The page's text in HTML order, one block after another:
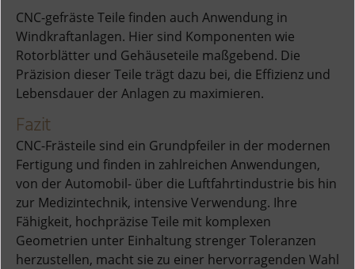
CNC-gefräste Teile finden auch Anwendung in
Windkraftanlagen. Hier sind Komponenten wie
Rotorblätter und Gehäuseteile maßgebend. Die
Präzision dieser Teile trägt dazu bei, die Effizienz und
Lebensdauer der Anlagen zu maximieren.
Fazit
CNC-Frästeile sind ein Grundpfeiler in der modernen
Fertigung und finden in zahlreichen Anwendungen,
von der Automobil- über die Luftfahrtindustrie bis hin
zur Medizintechnik, intensive Verwendung. Ihre
Fähigkeit, hochpräzise Teile mit komplexen
Geometrien unter Einhaltung strenger Toleranzen
herzustellen, macht sie zu einer hervorragenden Wahl